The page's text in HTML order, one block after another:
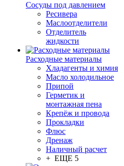
Сосуды под давлением
Ресивера
Маслоотделители
Отделитель
жидкости
Расходные материалы
Хладагенты и химия
Масло холодильное
Припой
Герметик и
монтажная пена
Крепёж и провода
Прокладки
Флюс
Дренаж
Наличный расчет
+ ЕЩЕ 5